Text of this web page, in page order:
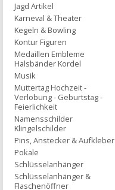
Jagd Artikel
Karneval & Theater
Kegeln & Bowling
Kontur Figuren
Medaillen Embleme
Halsbänder Kordel
Musik
Muttertag Hochzeit -
Verlobung - Geburtstag -
Feierlichkeit
Namensschilder
Klingelschilder
Pins, Anstecker & Aufkleber
Pokale
Schlüsselanhänger
Schlüsselanhänger &
Flaschenöffner